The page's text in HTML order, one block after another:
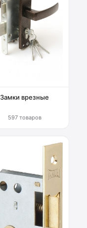
Замки врезные
597 товаров